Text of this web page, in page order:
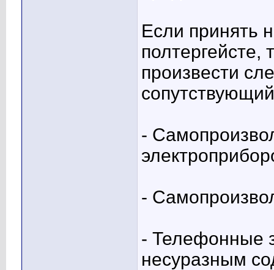
Если принять
полтергейсте,
произвести
-
-
- Телефонные
несуразным